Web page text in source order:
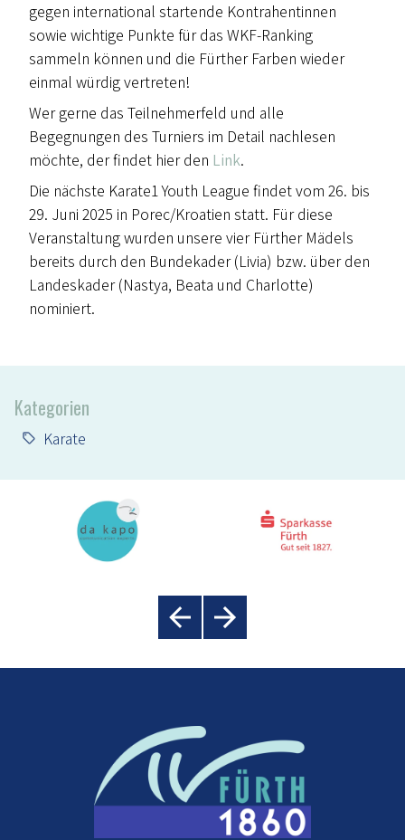
gegen international startende Kontrahentinnen
sowie wichtige Punkte für das WKF-Ranking
sammeln können und die Fürther Farben wieder
einmal würdig vertreten!
Wer gerne das Teilnehmerfeld und alle
Begegnungen des Turniers im Detail nachlesen
möchte, der findet hier den Link.
Die nächste Karate1 Youth League findet vom 26. bis
29. Juni 2025 in Porec/Kroatien statt. Für diese
Veranstaltung wurden unsere vier Fürther Mädels
bereits durch den Bundekader (Livia) bzw. über den
Landeskader (Nastya, Beata und Charlotte)
nominiert.
Kategorien
Karate